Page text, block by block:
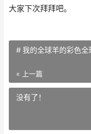
大家下次拜拜吧。
# 我的全球羊的彩色
« 上一篇
没有了！